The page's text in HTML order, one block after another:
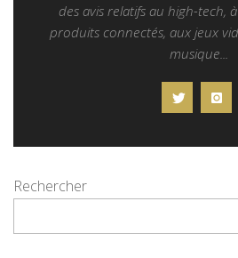
des avis relatifs au high-tech,
produits connectés, aux jeux
musique...
Rechercher